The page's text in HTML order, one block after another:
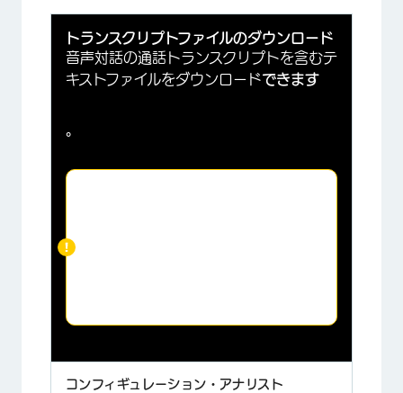
トランスクリプトファイルのダウンロード
音声対話の通話トランスクリプトを含むテ
キストファイルをダウンロードできます
。